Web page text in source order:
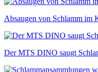
Absaugen von Schlamm im
Der MTS DINO saugt